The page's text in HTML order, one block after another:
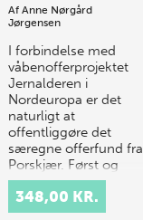
Af Anne Nørgård
Jørgensen
I forbindelse med
våbenofferprojektet
Jernalderen i
Nordeuropa er det
naturligt at
offentliggøre det
særegne offerfund fra
Porskjær. Først og
fremmest…
348,00 KR.